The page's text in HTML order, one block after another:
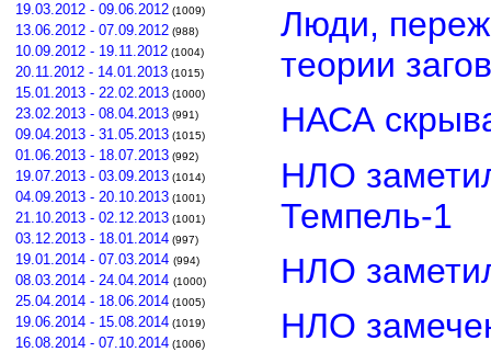
19.03.2012 - 09.06.2012 (1009)
13.06.2012 - 07.09.2012 (988)
10.09.2012 - 19.11.2012 (1004)
20.11.2012 - 14.01.2013 (1015)
15.01.2013 - 22.02.2013 (1000)
23.02.2013 - 08.04.2013 (991)
09.04.2013 - 31.05.2013 (1015)
01.06.2013 - 18.07.2013 (992)
19.07.2013 - 03.09.2013 (1014)
04.09.2013 - 20.10.2013 (1001)
21.10.2013 - 02.12.2013 (1001)
03.12.2013 - 18.01.2014 (997)
19.01.2014 - 07.03.2014 (994)
08.03.2014 - 24.04.2014 (1000)
25.04.2014 - 18.06.2014 (1005)
19.06.2014 - 15.08.2014 (1019)
16.08.2014 - 07.10.2014 (1006)
Люди,
теории
НАСА
НЛО
Темпель-1
НЛО
НЛО